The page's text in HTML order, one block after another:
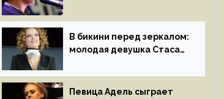
иноагентов
В бикини перед зеркалом:
молодая девушка Стаса
на камеру
Певица Адель сыграет